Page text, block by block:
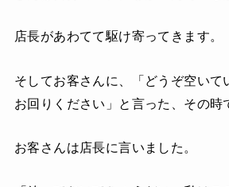
店長があわてて駆け寄ってきます。
そしてお客さんに、「どうぞ空いて
お回りください」と言った、その時
お客さんは店長に言いました。